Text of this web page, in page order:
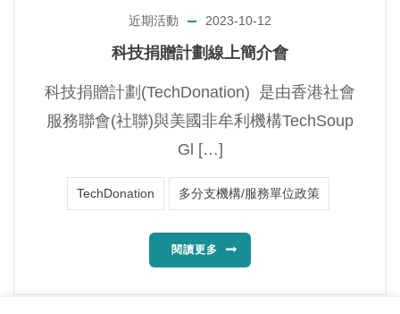
近期活動 2023-10-12
科技捐贈計劃線上簡介會
科技捐贈計劃(TechDonation) 是由香港社會
服務聯會(社聯)與美國非牟利機構TechSoup
Gl […]
TechDonation 多分支機構/服務單位政策
閱讀更多